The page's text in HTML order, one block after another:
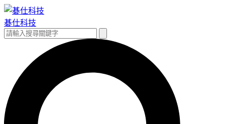
跳
至
主
碁仕科技
搜